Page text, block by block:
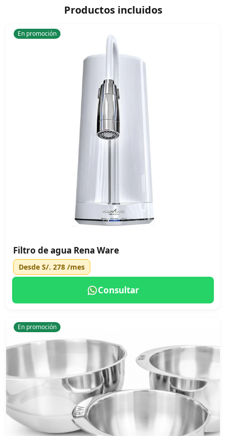
Productos incluidos
En promoción
Filtro de agua Rena Ware
Desde S/. 278 /mes
Consultar
En promoción